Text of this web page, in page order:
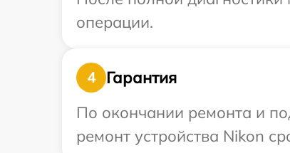
операции.
4
Гарантия
По окончании ремонта и
ремонт устройства Nikon